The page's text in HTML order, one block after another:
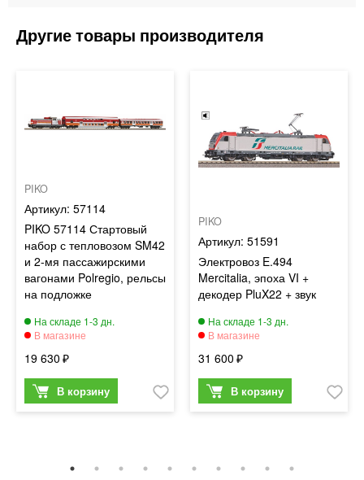
PIKO
57114
PIKO 57114 Стартовый
набор с тепловозом SM42
и 2-мя пассажирскими
вагонами Polregio, рельсы
на подложке
19 630
PIKO
51591
Электровоз E.494
Mercitalia, эпоха VI +
декодер PluX22 + звук
31 600